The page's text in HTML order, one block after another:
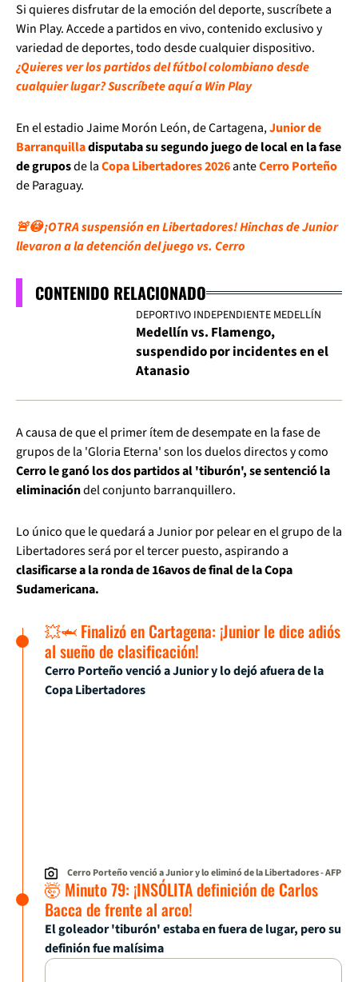
Si quieres disfrutar de la emoción del deporte, suscríbete a
Win Play. Accede a partidos en vivo, contenido exclusivo y
variedad de deportes, todo desde cualquier dispositivo.
¿Quieres ver los partidos del fútbol colombiano desde
cualquier lugar? Suscríbete aquí a Win Play
En el estadio Jaime Morón León, de Cartagena,Junior de
Barranquilladisputaba su segundo juego de local en la fase
de gruposde laCopa Libertadores 2026anteCerro Porteño
de Paraguay.
🚨😳 ¡OTRA suspensión en Libertadores! Hinchas de Junior
llevaron a la detención del juego vs. Cerro
CONTENIDO RELACIONADO
DEPORTIVO INDEPENDIENTE MEDELLÍN
Medellín vs. Flamengo,
suspendido por incidentes en el
Atanasio
A causa de que el primer ítem de desempate en la fase de
grupos de la 'Gloria Eterna' son los duelos directos y como
Cerro le ganó los dos partidos al 'tiburón', se sentenció la
eliminacióndel conjunto barranquillero.
Lo único que le quedará a Junior por pelear en el grupo de la
Libertadores será por el tercer puesto, aspirando a
clasificarse a la ronda de 16avos de final de la Copa
Sudamericana.
💥🦈 Finalizó en Cartagena: ¡Junior le dice adiós
al sueño de clasificación!
Cerro Porteño venció a Junior y lo dejó afuera de la
Copa Libertadores
Cerro Porteño venció a Junior y lo eliminó de la Libertadores- AFP
🤯 Minuto 79: ¡INSÓLITA definición de Carlos
Bacca de frente al arco!
El goleador 'tiburón' estaba en fuera de lugar, pero su
definión fue malísima